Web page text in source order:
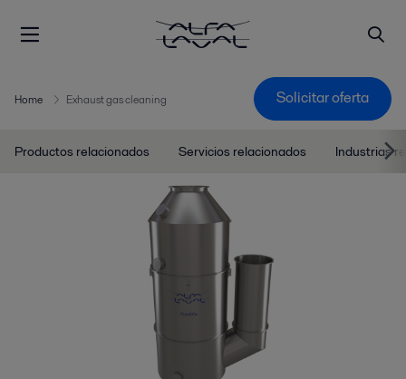
Home Exhaust gas cleaning Solicitar oferta
Productos relacionados Servicios relacionados Industrias